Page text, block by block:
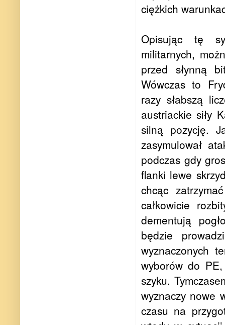
ciężkich
Opisując tę
militarnych,
przed słynną
Wówczas to
razy słabszą
austriackie siły
silną pozycję.
zasymulował
podczas gdy
flanki lewe
chcąc
całkowicie
dementują
będzie
wyznaczonych
wyborów do
szyku.
wyznaczy nowe
czasu na